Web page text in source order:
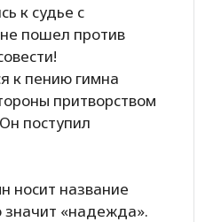
к судье с
пошел против
к пению гимна
притворством
поступил
носит название
значит «надежда».